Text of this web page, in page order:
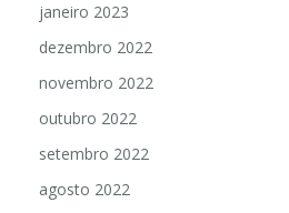
janeiro 2023
dezembro 2022
novembro 2022
outubro 2022
setembro 2022
agosto 2022